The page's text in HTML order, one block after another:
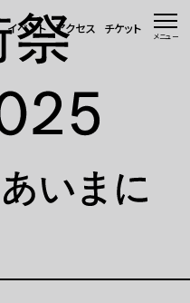
イベント アクセス チケット メニュー